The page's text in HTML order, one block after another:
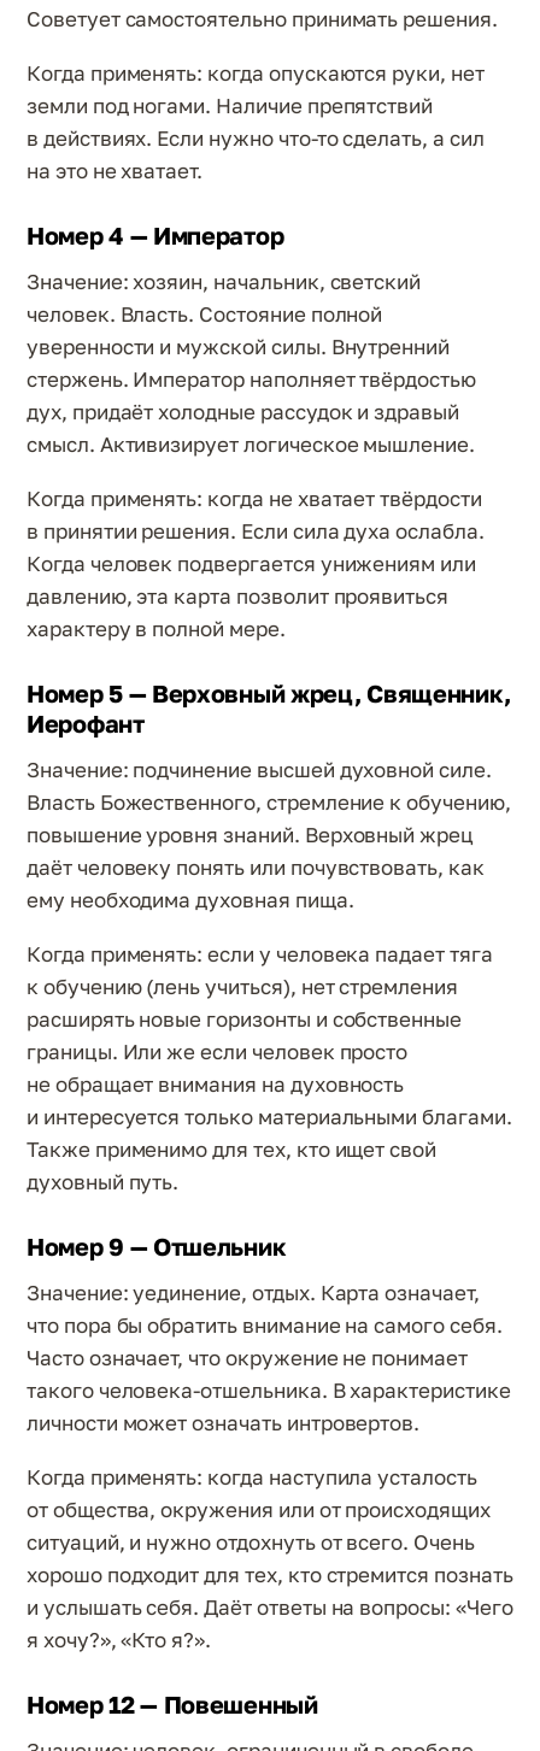
Советует самостоятельно принимать решения.
Когда применять: когда опускаются руки, нет
земли под ногами. Наличие препятствий
в действиях. Если нужно что-то сделать, а сил
на это не хватает.
Номер 4 — Император
Значение: хозяин, начальник, светский
человек. Власть. Состояние полной
уверенности и мужской силы. Внутренний
стержень. Император наполняет твёрдостью
дух, придаёт холодные рассудок и здравый
смысл. Активизирует логическое мышление.
Когда применять: когда не хватает твёрдости
в принятии решения. Если сила духа ослабла.
Когда человек подвергается унижениям или
давлению, эта карта позволит проявиться
характеру в полной мере.
Номер 5 — Верховный жрец, Священник,
Иерофант
Значение: подчинение высшей духовной силе.
Власть Божественного, стремление к обучению,
повышение уровня знаний. Верховный жрец
даёт человеку понять или почувствовать, как
ему необходима духовная пища.
Когда применять: если у человека падает тяга
к обучению (лень учиться), нет стремления
расширять новые горизонты и собственные
границы. Или же если человек просто
не обращает внимания на духовность
и интересуется только материальными благами.
Также применимо для тех, кто ищет свой
духовный путь.
Номер 9 — Отшельник
Значение: уединение, отдых. Карта означает,
что пора бы обратить внимание на самого себя.
Часто означает, что окружение не понимает
такого человека-отшельника. В характеристике
личности может означать интровертов.
Когда применять: когда наступила усталость
от общества, окружения или от происходящих
ситуаций, и нужно отдохнуть от всего. Очень
хорошо подходит для тех, кто стремится познать
и услышать себя. Даёт ответы на вопросы: «Чего
я хочу?», «Кто я?».
Номер 12 — Повешенный